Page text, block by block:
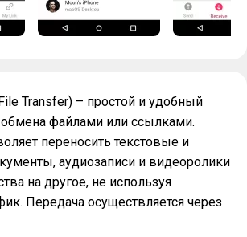
Transfer) – простой и удобный
обмена файлами или ссылками.
переносить текстовые и
аудиозаписи и видеоролики
на другое, не используя
Передача осуществляется через